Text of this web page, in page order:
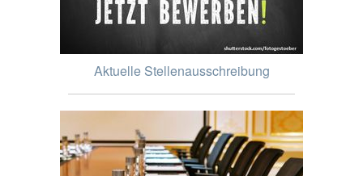
Aktuelle Stellenausschreibung